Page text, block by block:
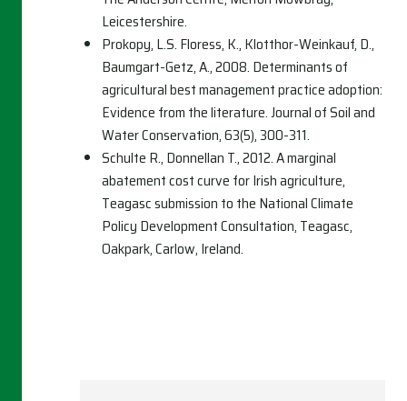
Leicestershire.
Prokopy, L.S. Floress, K., Klotthor-Weinkauf, D.,
Baumgart-Getz, A., 2008. Determinants of
agricultural best management practice adoption:
Evidence from the literature. Journal of Soil and
Water Conservation, 63(5), 300-311.
Schulte R., Donnellan T., 2012. A marginal
abatement cost curve for Irish agriculture,
Teagasc submission to the National Climate
Policy Development Consultation, Teagasc,
Oakpark, Carlow, Ireland.